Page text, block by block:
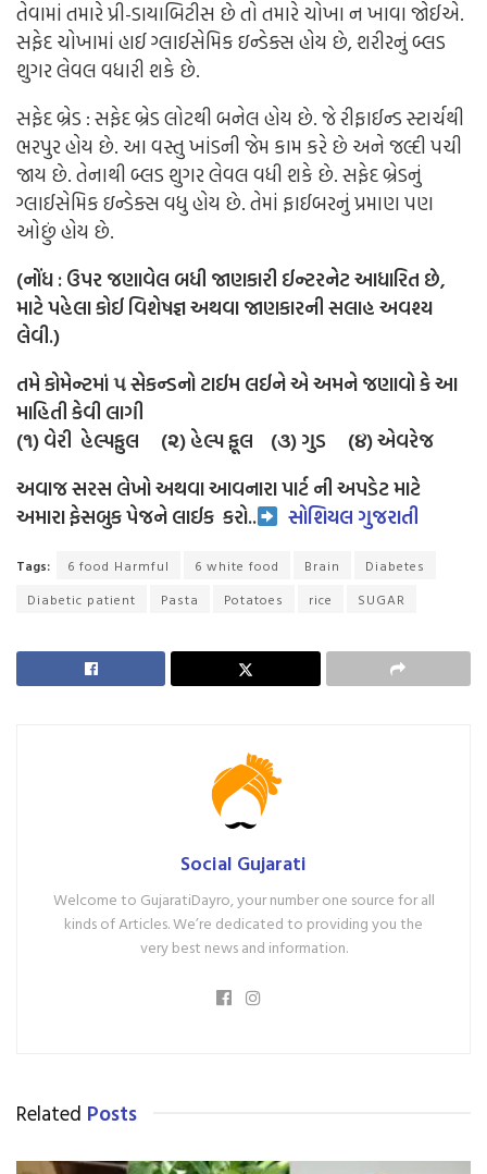
તેવામાં તમારે પ્રી-ડાયાબિટીસ છે તો તમારે ચોખા ન ખાવા જોઈએ.
સફેદ ચોખામાં હાઈ ગ્લાઈસેમિક ઇન્ડેક્સ હોય છે, શરીરનું બ્લડ
શુગર લેવલ વધારી શકે છે.
સફેદ બ્રેડ : સફેદ બ્રેડ લોટથી બનેલ હોય છે. જે રીફાઈન્ડ સ્ટાર્ચથી
ભરપુર હોય છે. આ વસ્તુ ખાંડની જેમ કામ કરે છે અને જલ્દી પચી
જાય છે. તેનાથી બ્લડ શુગર લેવલ વધી શકે છે. સફેદ બ્રેડનું
ગ્લાઈસેમિક ઇન્ડેક્સ વધુ હોય છે. તેમાં ફાઈબરનું પ્રમાણ પણ
ઓછું હોય છે.
(નોંધ : ઉપર જણાવેલ બધી જાણકારી ઈન્ટરનેટ આધારિત છે,
માટે પહેલા કોઈ વિશેષજ્ઞ અથવા જાણકારની સલાહ અવશ્ય
લેવી.)
તમે કોમેન્ટમાં ૫ સેકન્ડનો ટાઈમ લઈને એ અમને જણાવો કે આ
માહિતી કેવી લાગી
(૧) વેરી હેલ્પફુલ (૨) હેલ્પ ફૂલ (૩) ગુડ (૪) એવરેજ
અવાજ સરસ લેખો અથવા આવનારા પાર્ટ ની અપડેટ માટે
અમારા ફેસબુક પેજને લાઈક કરો.. સોશિયલ ગુજરાતી
Tags: 6 food Harmful 6 white food Brain
Diabetes
Diabetic patient
Pasta Potatoes rice SUGAR
Social Gujarati
Welcome to GujaratiDayro, your number one source for all
kinds of Articles. We’re dedicated to providing you the
very best news and information.
Related Posts